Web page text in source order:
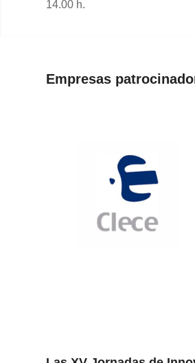
14.00 h.
Empresas